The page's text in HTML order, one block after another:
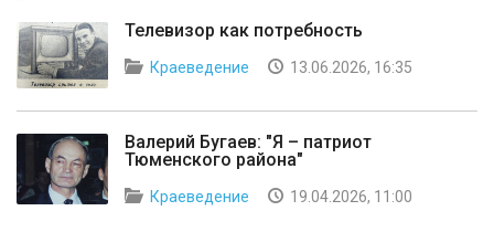
Телевизор как потребность
Краеведение 13.06.2026, 16:35
Валерий Бугаев: "Я – патриот
Тюменского района"
Краеведение 19.04.2026, 11:00